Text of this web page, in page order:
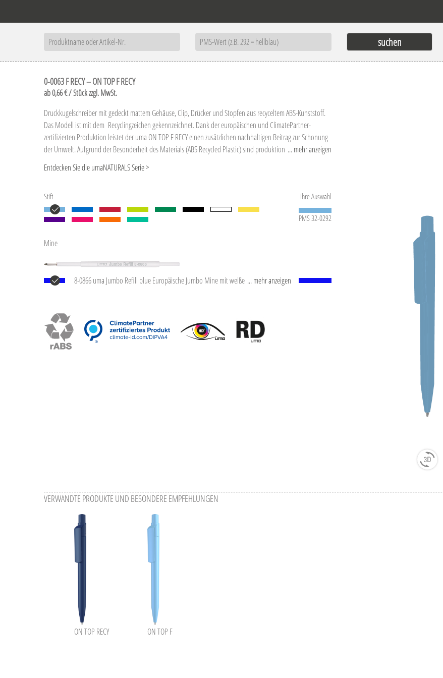
0-0063 F RECY – ON TOP F RECY
ab 0,66 € / Stück zzgl. MwSt.
Druckkugelschreiber mit gedeckt mattem Gehäuse, Clip, Drücker und Stopfen aus recyceltem ABS-Kunststoff.
Das Modell ist mit dem Recyclingzeichen gekennzeichnet. Dank der europäischen und ClimatePartner-
zertifizierten Produktion leistet der uma ON TOP F RECY einen zusätzlichen nachhaltigen Beitrag zur Schonung
der Umwelt. Aufgrund der Besonderheit des Materials (ABS Recycled Plastic) sind produktionstechnische
Farbschwankungen gegeben.
... mehr anzeigen
Entdecken Sie die umaNATURALS Serie >
Ihre Auswahl
Stift
PMS 32-0292
Mine
8-0866 uma Jumbo Refill blue Europäische Jumbo Mine mit weißem Kunststoffrohr,
... mehr anzeigen
VERWANDTE PRODUKTE UND BESONDERE EMPFEHLUNGEN
ON TOP RECY ON TOP F